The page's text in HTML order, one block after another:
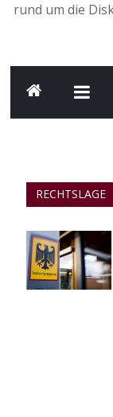
rund um die
RECHTSLAGE